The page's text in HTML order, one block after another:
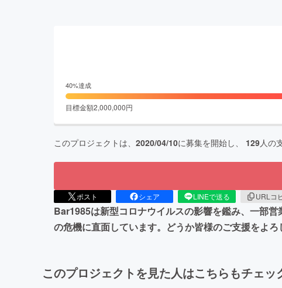
40%達成
目標金額2,000,000円
このプロジェクトは、 2020/04/10に募集を開始し、 129人の
ポスト シェア LINEで送る URLコ
Bar1985は新型コロナウイルスの影響を鑑み、一部
の危機に直面しています。どうか皆様のご支援をよろ
このプロジェクトを見た人はこちらもチェッ